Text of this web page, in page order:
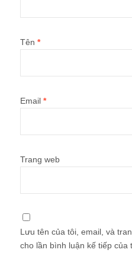
Tên *
Email *
Trang web
Lưu tên của tôi, email, và
cho lần bình luận kế tiếp của